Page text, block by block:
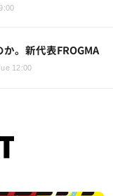
。新代表FROGMA
12:00